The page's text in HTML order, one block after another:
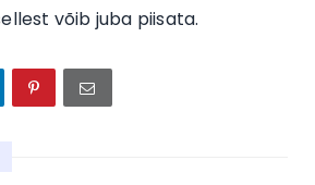
võib juba piisata.